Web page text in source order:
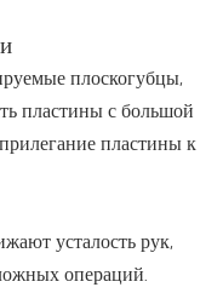
плоскогубцы,
пластины с большой
пластины к
усталость рук,
операций.